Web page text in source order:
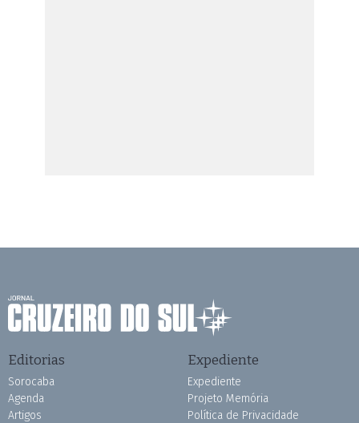
Editorias
Sorocaba
Agenda
Artigos
Expediente
Expediente
Projeto Memória
Política de Privacidade